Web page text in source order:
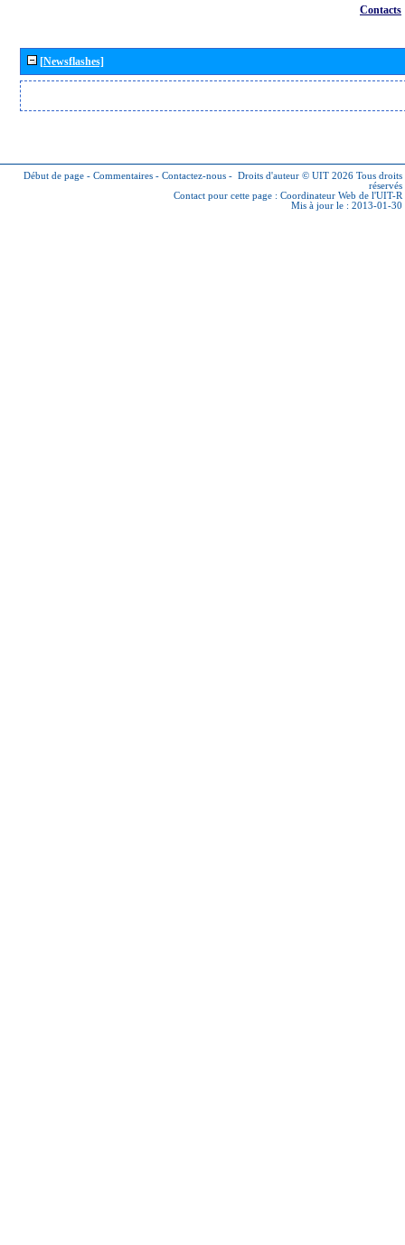
Contacts
[Newsflashes]
Début de page - Commentaires - Contactez-nous - Droits d'auteur © UIT 2026 Tous droits
réservés
Contact pour cette page : Coordinateur Web de l'UIT-R
Mis à jour le : 2013-01-30